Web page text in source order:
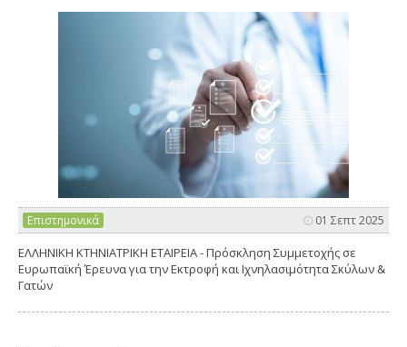
Επιστημονικά 01 Σεπτ 2025
ΕΛΛΗΝΙΚΗ ΚΤΗΝΙΑΤΡΙΚΗ ΕΤΑΙΡΕΙΑ - Πρόσκληση Συμμετοχής σε
Ευρωπαϊκή Έρευνα για την Εκτροφή και Ιχνηλασιμότητα Σκύλων &
Γατών